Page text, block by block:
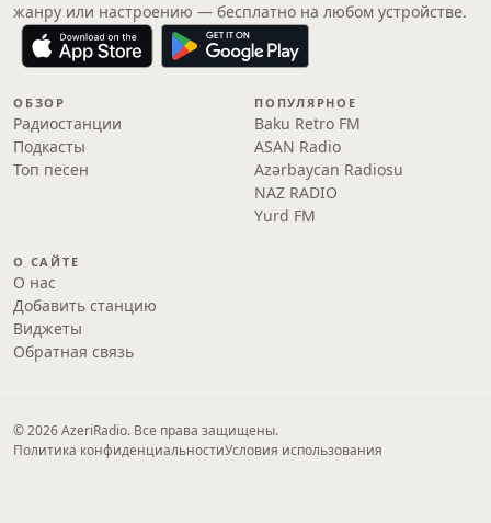
жанру или настроению — бесплатно на любом устройстве.
ОБЗОР
Радиостанции
Подкасты
Топ песен
ПОПУЛЯРНОЕ
Baku Retro FM
ASAN Radio
Azərbaycan Radiosu
NAZ RADIO
Yurd FM
О САЙТЕ
О нас
Добавить станцию
Виджеты
Обратная связь
© 2026 AzeriRadio. Все права защищены.
Политика конфиденциальностиУсловия использования